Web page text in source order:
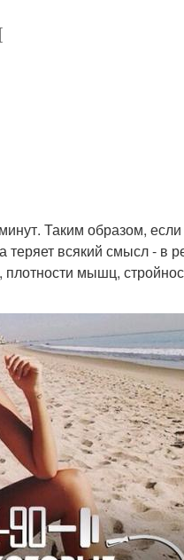
Таким образом,
всякий смысл - в
мышц,